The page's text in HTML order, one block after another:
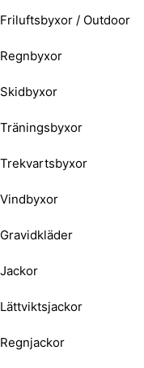
Friluftsbyxor / Outdoor
Regnbyxor
Skidbyxor
Träningsbyxor
Trekvartsbyxor
Vindbyxor
Gravidkläder
Jackor
Lättviktsjackor
Regnjackor